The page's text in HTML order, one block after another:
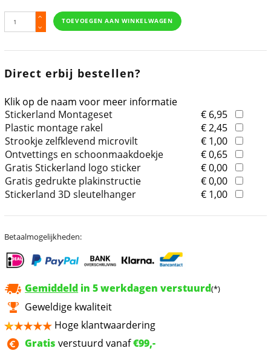
TOEVOEGEN AAN WINKELWAGEN
Direct erbij bestellen?
Klik op de naam voor meer informatie
Stickerland Montageset
€ 6,95
Plastic montage rakel
€ 2,45
Strookje zelfklevend microvilt
€ 1,00
Ontvettings en schoonmaakdoekje
€ 0,65
Gratis Stickerland logo sticker
€ 0,00
Gratis gedrukte plakinstructie
€ 0,00
Stickerland 3D sleutelhanger
€ 1,00
Betaalmogelijkheden:
Gemiddeld in 5 werkdagen verstuurd(*)
Geweldige kwaliteit
Hoge klantwaardering
Gratis verstuurd vanaf€99,-